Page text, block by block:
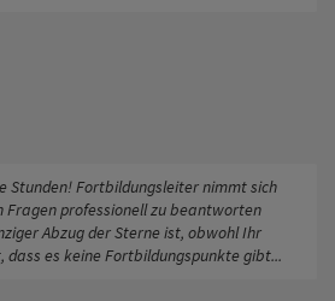
Stunden! Fortbildungsleiter nimmt sich
Fragen professionell zu beantworten
Abzug der Sterne ist, obwohl Ihr
es keine Fortbildungspunkte gibt...